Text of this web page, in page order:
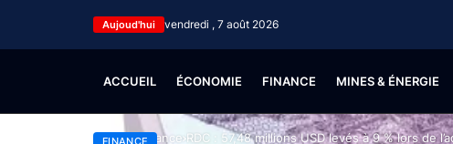
Aujoud'hui vendredi , 7 août 2026
ACCUEIL ÉCONOMIE FINANCE MINES & ÉNERGIE
Accueil Finance RDC : 57,48 millions USD levés à 9 % lors de
FINANCE